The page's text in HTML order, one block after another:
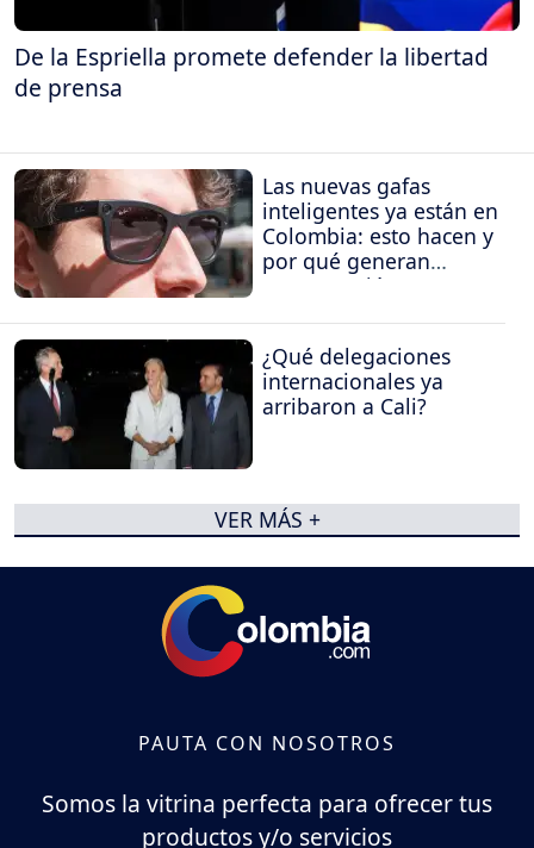
De la Espriella promete defender la libertad
de prensa
Las nuevas gafas
inteligentes ya están en
Colombia: esto hacen y
por qué generan
preocupación
¿Qué delegaciones
internacionales ya
arribaron a Cali?
VER MÁS +
PAUTA CON NOSOTROS
Somos la vitrina perfecta para ofrecer tus
productos y/o servicios